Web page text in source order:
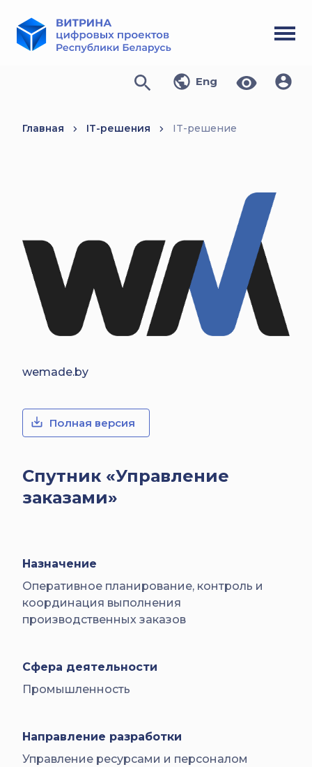
Eng
Главная IT-решения IT-решение
Спутник «Управление
заказами»
Назначение
Оперативное планирование, контроль и
координация выполнения
производственных заказов
Сфера деятельности
Промышленность
Направление разработки
Управление ресурсами и персоналом
wemade.by
Полная версия